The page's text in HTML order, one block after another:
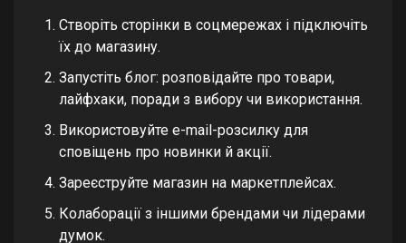
Створіть сторінки в соцмережах і підключіть
їх до магазину.
Запустіть блог: розповідайте про товари,
лайфхаки, поради з вибору чи використання.
Використовуйте e-mail-розсилку для
сповіщень про новинки й акції.
Зареєструйте магазин на маркетплейсах.
Колаборації з іншими брендами чи лідерами
думок.